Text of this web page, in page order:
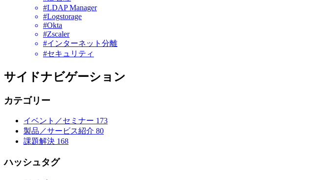
#LDAP Manager
#Logstorage
#Okta
#Zscaler
#インターネット分離
#セキュリティ
サイドナビゲーション
カテゴリー
イベント／セミナー 173
製品／サービス紹介 80
課題解決 168
ハッシュタグ